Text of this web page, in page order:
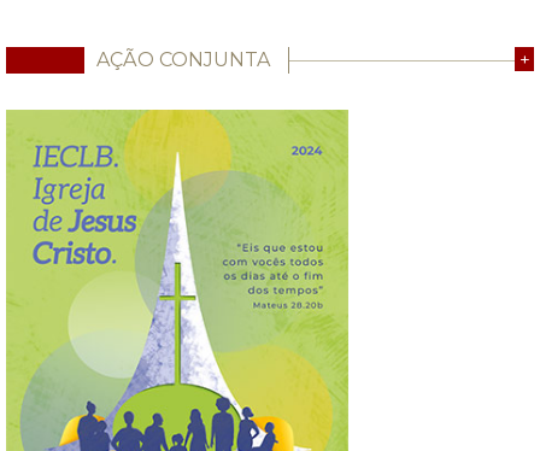
AÇÃO CONJUNTA +